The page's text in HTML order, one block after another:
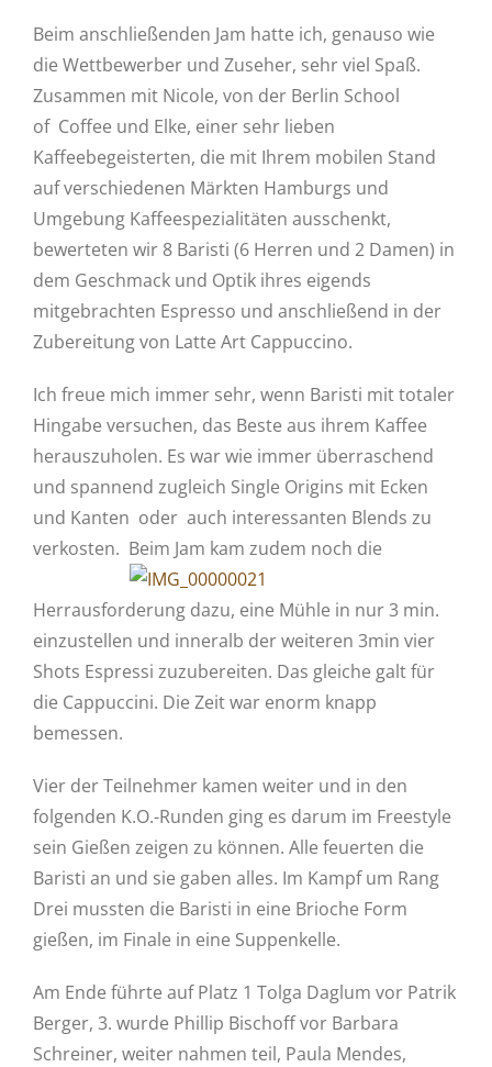
Beim anschließenden Jam hatte ich, genauso wie
die Wettbewerber und Zuseher, sehr viel Spaß.
Zusammen mit Nicole, von der Berlin School
of Coffee und Elke, einer sehr lieben
Kaffeebegeisterten, die mit Ihrem mobilen Stand
auf verschiedenen Märkten Hamburgs und
Umgebung Kaffeespezialitäten ausschenkt,
bewerteten wir 8 Baristi (6 Herren und 2 Damen) in
dem Geschmack und Optik ihres eigends
mitgebrachten Espresso und anschließend in der
Zubereitung von Latte Art Cappuccino.
Ich freue mich immer sehr, wenn Baristi mit totaler
Hingabe versuchen, das Beste aus ihrem Kaffee
herauszuholen. Es war wie immer überraschend
und spannend zugleich Single Origins mit Ecken
und Kanten oder auch interessanten Blends zu
verkosten. Beim Jam kam zudem noch die
Herrausforderung dazu, eine Mühle in nur 3 min.
einzustellen und inneralb der weiteren 3min vier
Shots Espressi zuzubereiten. Das gleiche galt für
die Cappuccini. Die Zeit war enorm knapp
bemessen.
Vier der Teilnehmer kamen weiter und in den
folgenden K.O.-Runden ging es darum im Freestyle
sein Gießen zeigen zu können. Alle feuerten die
Baristi an und sie gaben alles. Im Kampf um Rang
Drei mussten die Baristi in eine Brioche Form
gießen, im Finale in eine Suppenkelle.
Am Ende führte auf Platz 1 Tolga Daglum vor Patrik
Berger, 3. wurde Phillip Bischoff vor Barbara
Schreiner, weiter nahmen teil, Paula Mendes,